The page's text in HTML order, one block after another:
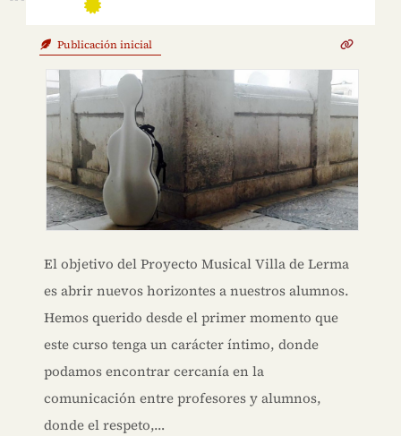
Publicación inicial
El objetivo del Proyecto Musical Villa de Lerma
es abrir nuevos horizontes a nuestros alumnos.
Hemos querido desde el primer momento que
este curso tenga un carácter íntimo, donde
podamos encontrar cercanía en la
comunicación entre profesores y alumnos,
donde el respeto,…